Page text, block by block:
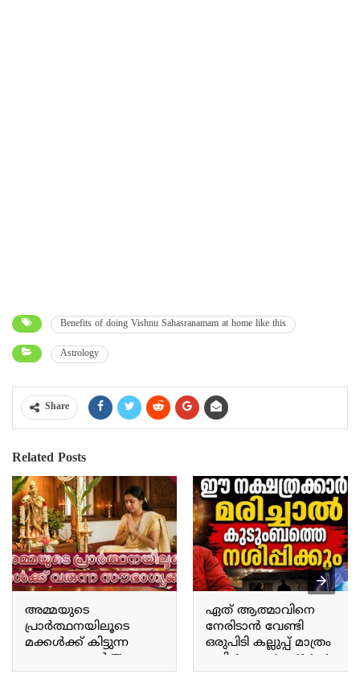
Benefits of doing Vishnu Sahasranamam at home like this
Astrology
Share
Related Posts
അമ്മയുടെ
പ്രാർത്ഥനയിലൂടെ
മക്കൾക്ക് കിട്ടുന്ന
സൗഭാഗ്യങ്ങൾ The
blessings children receive
ഏത് ആത്മാവിനെ
നേരിടാൻ വേണ്ടി
ഒരുപിടി കല്ലുപ്പ് മാത്രം
മതി A mere handful of
rock salt is enough to